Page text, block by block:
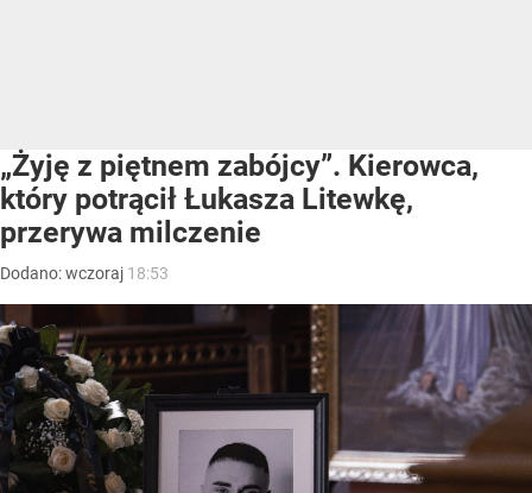
„Żyję z piętnem zabójcy”. Kierowca,
który potrącił Łukasza Litewkę,
przerywa milczenie
Dodano:wczoraj 18:53